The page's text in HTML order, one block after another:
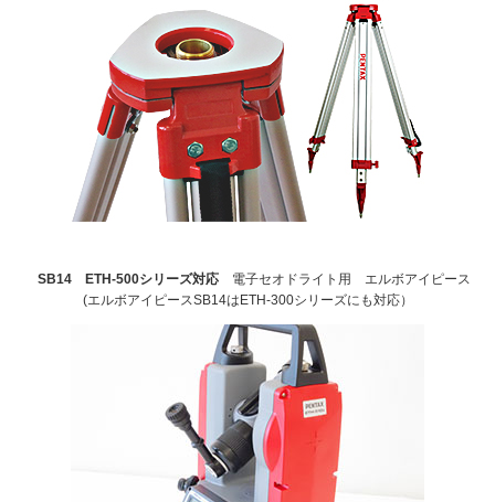
SB14 ETH-500シリーズ対応 電子セオドライト用 エルボアイピース
(エルボアイピースSB14はETH-300シリーズにも対応）